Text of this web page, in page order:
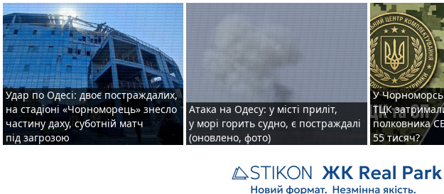
Удар по Одесі: двоє постраждалих,
на стадіоні «Чорноморець» знесло
частину даху, суботній матч
під загрозою
Атака на Одесу: у місті приліт,
у морі горить судно, є постраждалі
(оновлено, фото)
У
ТЦК
полковника
55 тисяч?